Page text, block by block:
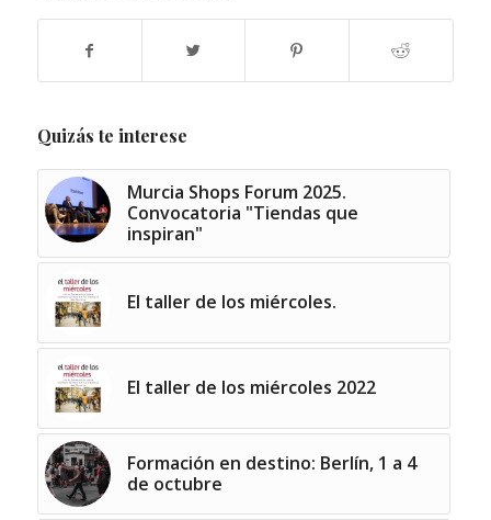
Quizás te interese
Murcia Shops Forum 2025.
Convocatoria "Tiendas que
inspiran"
El taller de los miércoles.
El taller de los miércoles 2022
Formación en destino: Berlín, 1 a 4
de octubre